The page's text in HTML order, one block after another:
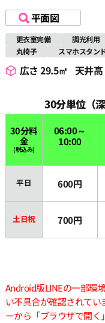
平面図
更衣室完備 調光利用
丸椅子
スマホスタン
広さ 29.5㎡ 天井
30分単位（
30分料
金
(税込み)
06:00～
10:00
平日 600円
土日祝 700円
Android版LINEの一部環
い不具合が確認されて
ーから「ブラウザで開く